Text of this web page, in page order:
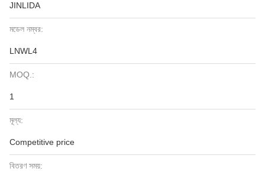
JINLIDA
মডেল নম্বর:
LNWL4
MOQ.:
1
মূল্য:
Competitive price
বিতরণ সময়: